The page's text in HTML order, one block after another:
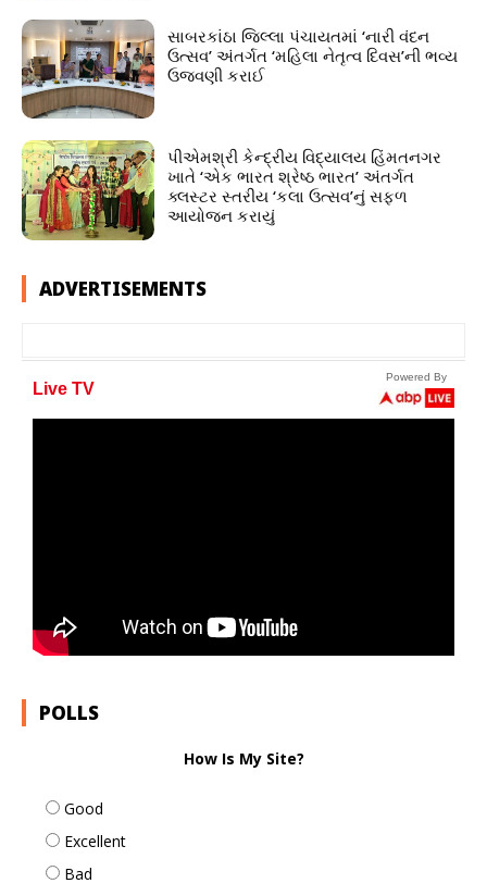
સાબરકાંઠા જિલ્લા પંચાયતમાં ‘નારી વંદન
ઉત્સવ’ અંતર્ગત ‘મહિલા નેતૃત્વ દિવસ’ની ભવ્ય
ઉજવણી કરાઈ
પીએમશ્રી કેન્દ્રીય વિદ્યાલય હિંમતનગર
ખાતે ‘એક ભારત શ્રેષ્ઠ ભારત’ અંતર્ગત
ક્લસ્ટર સ્તરીય ‘કલા ઉત્સવ’નું સફળ
આયોજન કરાયું
ADVERTISEMENTS
POLLS
How Is My Site?
Good
Excellent
Bad